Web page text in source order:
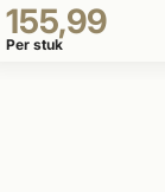
155,99
Per stuk